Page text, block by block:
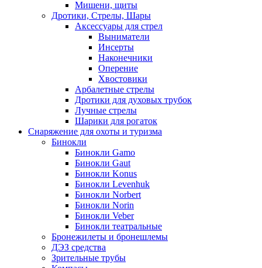
Мишени, щиты
Дротики, Стрелы, Шары
Аксессуары для стрел
Выниматели
Инсерты
Наконечники
Оперение
Хвостовики
Арбалетные стрелы
Дротики для духовых трубок
Лучные стрелы
Шарики для рогаток
Снаряжение для охоты и туризма
Бинокли
Бинокли Gamo
Бинокли Gaut
Бинокли Konus
Бинокли Levenhuk
Бинокли Norbert
Бинокли Norin
Бинокли Veber
Бинокли театральные
Бронежилеты и бронешлемы
ДЭЗ средства
Зрительные трубы